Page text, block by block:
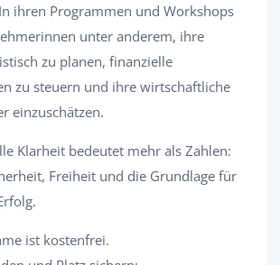
ihren Programmen und Workshops
unter anderem, ihre
zu planen, finanzielle
zu steuern und ihre wirtschaftliche
einzuschätzen.
Klarheit bedeutet mehr als Zahlen:
Freiheit und die Grundlage für
ist kostenfrei.